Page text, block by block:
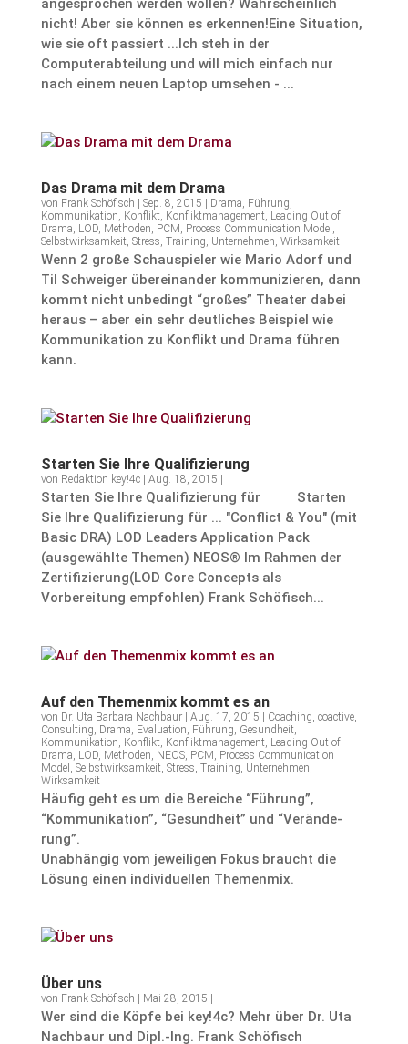
angesprochen werden wollen? Wahrscheinlich
nicht! Aber sie können es erkennen!Eine Situation,
wie sie oft passiert ...Ich steh in der
Computerabteilung und will mich einfach nur
nach einem neuen Laptop umsehen - ...
Das Drama mit dem Drama
von Frank Schöfisch Sep. 8, 2015 Drama, Führung,
Kommunikation, Konflikt, Konfliktmanagement, Leading Out of
Drama, LOD, Methoden, PCM , Process Communication Model ,
Selbstwirksamkeit, Stress, Training, Unternehmen, Wirksamkeit
Wenn 2 große Schau­spieler wie Mario Adorf und
Til Schweiger überein­ander kommu­ni­zieren, dann
kommt nicht unbedingt “großes” Theater dabei
heraus – aber ein sehr deutli­ches Beispiel wie
Kommu­ni­ka­tion zu Konflikt und Drama führen
kann.
Starten Sie Ihre Qualifizierung
von Redaktion key!4c| Aug. 18, 2015
Starten Sie Ihre Qualifizierung für Starten
Sie Ihre Qualifizierung für ... "Conflict & You" (mit
Basic DRA) LOD Leaders Application Pack
(ausgewählte Themen) NEOS® Im Rahmen der
Zertifizierung(LOD Core Concepts als
Vorbereitung empfohlen) Frank Schöfisch...
Auf den Themenmix kommt es an
von Dr. Uta Barbara Nachbaur| Aug. 17, 2015 Coaching, coactive,
Consulting, Drama, Evaluation, Führung, Gesundheit,
Kommunikation, Konflikt, Konfliktmanagement, Leading Out of
Drama, LOD, Methoden, NEOS, PCM , Process Communication
Model , Selbstwirksamkeit, Stress, Training, Unternehmen,
Wirksamkeit
Häufig geht es um die Bereiche “Führung”,
“Kommu­ni­ka­tion”, “Gesund­heit” und “Verän­de­
rung”.
Unabhängig vom jewei­ligen Fokus braucht die
Lösung einen indivi­du­ellen Themenmix.
Über uns
von Frank Schöfisch Mai 28, 2015
Wer sind die Köpfe bei key!4c? Mehr über Dr. Uta
Nachbaur und Dipl.-Ing. Frank Schöfisch